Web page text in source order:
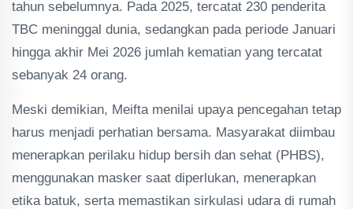
tahun sebelumnya. Pada 2025, tercatat 230 penderita
TBC meninggal dunia, sedangkan pada periode Januari
hingga akhir Mei 2026 jumlah kematian yang tercatat
sebanyak 24 orang.
Meski demikian, Meifta menilai upaya pencegahan tetap
harus menjadi perhatian bersama. Masyarakat diimbau
menerapkan perilaku hidup bersih dan sehat (PHBS),
menggunakan masker saat diperlukan, menerapkan
etika batuk, serta memastikan sirkulasi udara di rumah